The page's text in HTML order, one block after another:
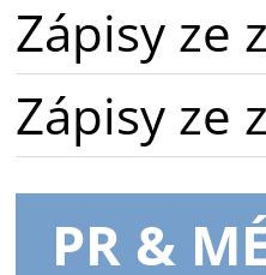
Zápisy ze
Zápisy ze
PR &